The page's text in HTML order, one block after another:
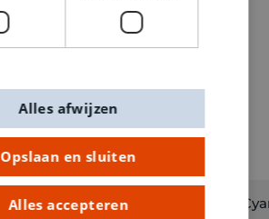
Opslaan en sluiten
Alles accepteren
Alles afwijzen